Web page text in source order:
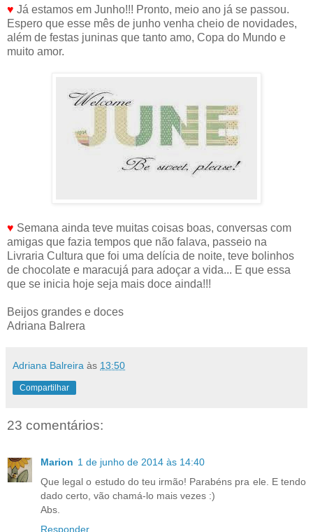
♥ Já estamos em Junho!!! Pronto, meio ano já se passou.
Espero que esse mês de junho venha cheio de novidades,
além de festas juninas que tanto amo, Copa do Mundo e
muito amor.
♥ Semana ainda teve muitas coisas boas, conversas com
amigas que fazia tempos que não falava, passeio na
Livraria Cultura que foi uma delícia de noite, teve bolinhos
de chocolate e maracujá para adoçar a vida... E que essa
que se inicia hoje seja mais doce ainda!!!
Beijos grandes e doces
Adriana Balrera
Adriana Balreira às 13:50
Compartilhar
23 comentários:
Marion 1 de junho de 2014 às 14:40
Que legal o estudo do teu irmão! Parabéns pra ele. E tendo
dado certo, vão chamá-lo mais vezes :)
Abs.
Responder